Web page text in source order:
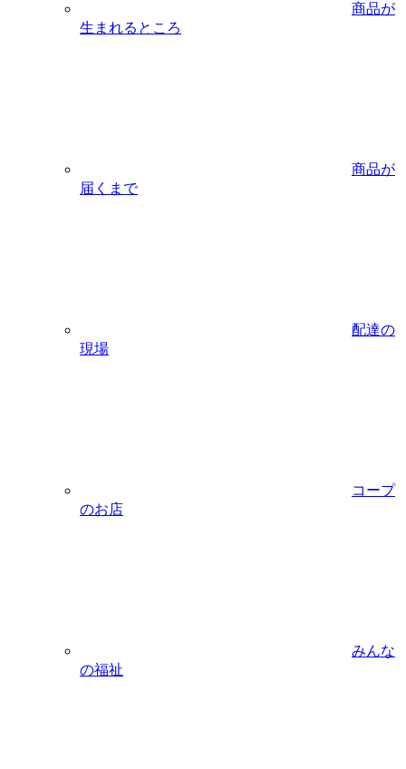
商品が
生まれるところ
商品が
届くまで
配達の
現場
コープ
のお店
みんな
の福祉